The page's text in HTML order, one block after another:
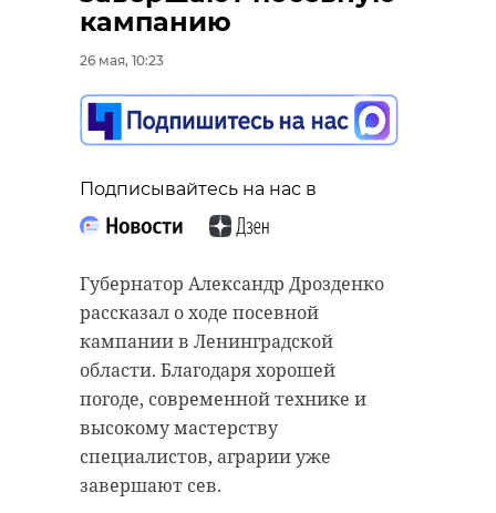
кампанию
26 мая, 10:23
Подписывайтесь на нас в
Губернатор Александр Дрозденко
рассказал о ходе посевной
кампании в Ленинградской
области. Благодаря хорошей
погоде, современной технике и
высокому мастерству
специалистов, аграрии уже
завершают сев.
Ленобласти
поучаствовали в
проекте «Мамы в
фокусе внимания»
Подписывайтесь на нас в
В минувшую субботу в
Ленинградской области прошел
второй в 2026 году этап проекта
«Мамы в фокусе внимания».
Комплексное медицинское
Подписывайтесь на нас в
В Выборге свой 103-й день
рождения отпраздновала
Отечественной войны Клавдия
Александровна Рассадовская.
Фронтовая медсестра получила
подавления от президента России
Владимира Путина и губернатора
Ленинградской области
Александра Дрозденко.
Именинницу навестили городской